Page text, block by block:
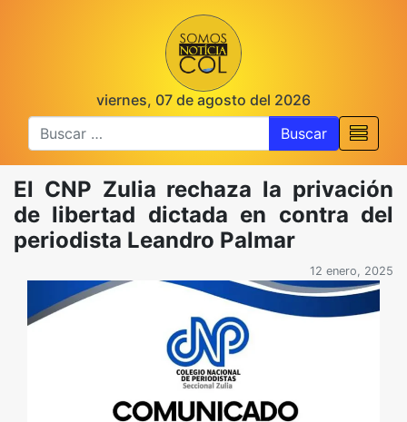
viernes, 07 de agosto del 2026
Buscar
El CNP Zulia rechaza la privación
de libertad dictada en contra del
periodista Leandro Palmar
12 enero, 2025